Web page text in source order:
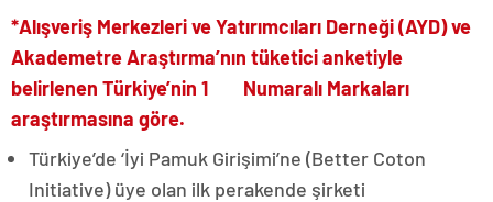
*Alışveriş Merkezleri ve Yatırımcıları Derneği (AYD) ve
Akademetre Araştırma’nın tüketici anketiyle
belirlenen Türkiye’nin 1 Numaralı Markaları
araştırmasına göre.
Türkiye’de ‘İyi Pamuk Girişimi’ne (Better Coton
Initiative) üye olan ilk perakende şirketi